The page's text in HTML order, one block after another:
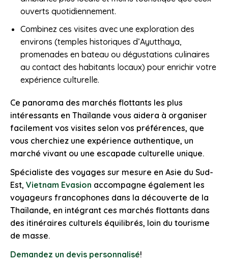
ouverts quotidiennement.
Combinez ces visites avec une exploration des
environs (temples historiques d’Ayutthaya,
promenades en bateau ou dégustations culinaires
au contact des habitants locaux) pour enrichir votre
expérience culturelle.
Ce panorama des marchés flottants les plus
intéressants en Thaïlande vous aidera à organiser
facilement vos visites selon vos préférences, que
vous cherchiez une expérience authentique, un
marché vivant ou une escapade culturelle unique.
Spécialiste des voyages sur mesure en Asie du Sud-
Est, Vietnam Evasion accompagne également les
voyageurs francophones dans la découverte de la
Thaïlande, en intégrant ces marchés flottants dans
des itinéraires culturels équilibrés, loin du tourisme
de masse.
Demandez un devis personnalisé!